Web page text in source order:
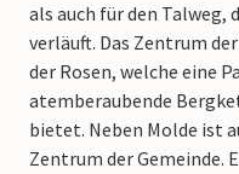
als auch für den Talweg,
verläuft. Das Zentrum
der Rosen, welche eine
atemberaubende
bietet. Neben Molde ist
Zentrum der Gemeinde.